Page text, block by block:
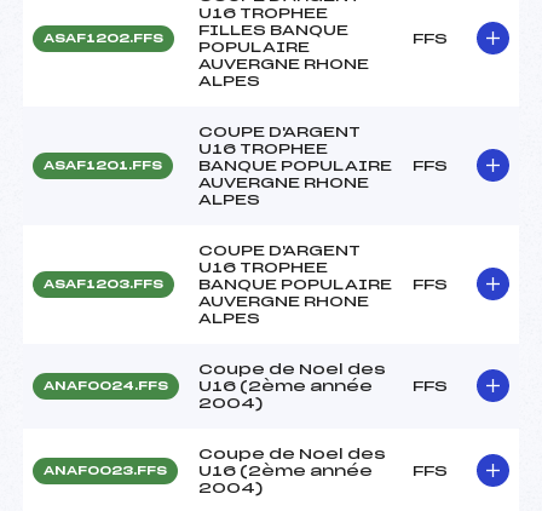
ASAF1202.FFS
U16 TROPHEE
FILLES BANQUE
POPULAIRE
AUVERGNE RHONE
ALPES
FFS
ASAF1201.FFS
COUPE D'ARGENT
U16 TROPHEE
BANQUE POPULAIRE
AUVERGNE RHONE
ALPES
FFS
ASAF1203.FFS
COUPE D'ARGENT
U16 TROPHEE
BANQUE POPULAIRE
AUVERGNE RHONE
ALPES
FFS
ANAF0024.FFS
Coupe de Noel des
U16 (2ème année
2004)
FFS
ANAF0023.FFS
Coupe de Noel des
U16 (2ème année
2004)
FFS